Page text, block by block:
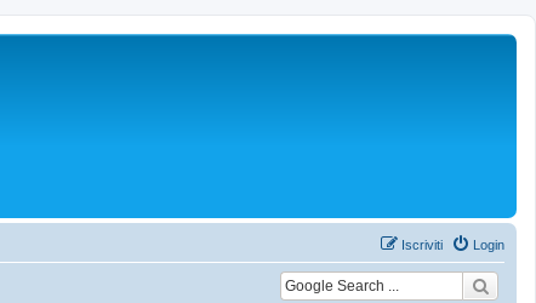
Login
Iscriviti